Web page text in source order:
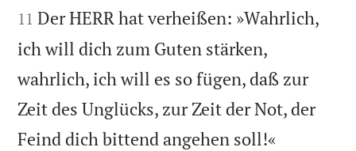
11 Der HERR hat verheißen: »Wahrlich,
ich will dich zum Guten stärken,
wahrlich, ich will es so fügen, daß zur
Zeit des Unglücks, zur Zeit der Not, der
Feind dich bittend angehen soll!«